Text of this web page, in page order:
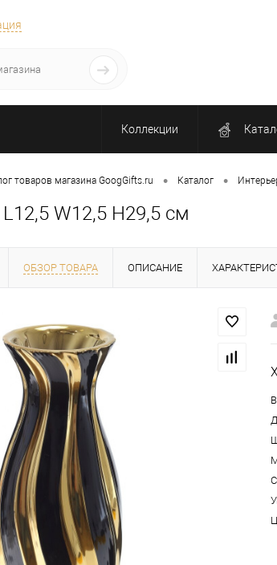
Коллекции
товаров магазина GoogGifts.ru • Каталог •
W12,5 H29,5 см
ОБЗОР ТОВАРА ОПИСАНИЕ